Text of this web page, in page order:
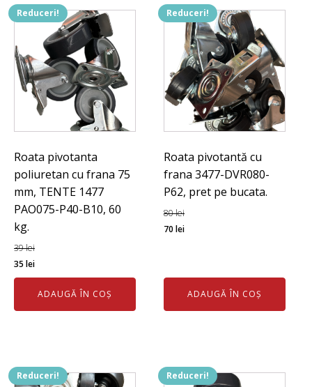
100
mm,
30
mm.
Reduceri!
Roata pivotanta
poliuretan cu frana 75
mm, TENTE 1477
PAO075-P40-B10, 60
kg.
39lei
Prețul
inițial
fost:
35 leiPrețul
curent
este:
35 lei.
ADAUGĂ ÎN COȘ
Reduceri!
Roata pivotantă cu
frana 3477-DVR080-
P62, pret pe bucata.
80lei
Prețul
fost:
80 lei.
70leiPrețul
70 lei.
ADAUGĂ ÎN COȘ
Reduceri! Reduceri!